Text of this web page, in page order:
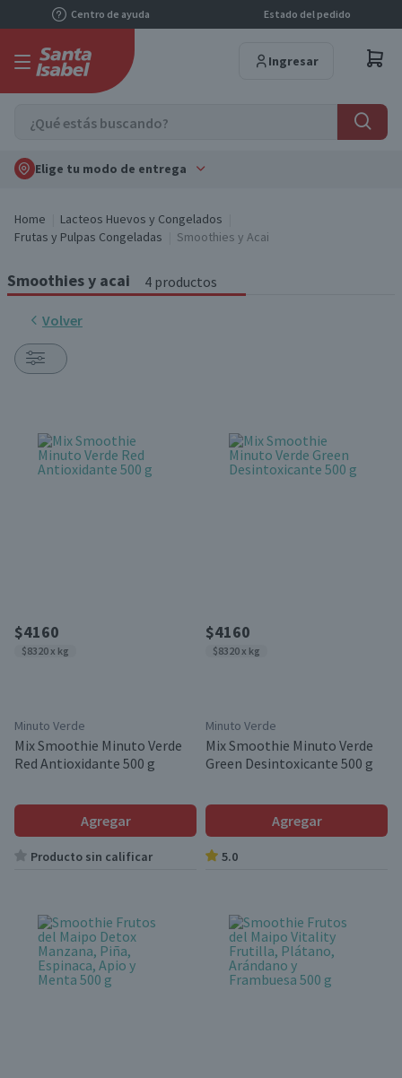
Centro de ayuda Estado del pedido
Ingresar
Elige tu modo de entrega
Home
Lacteos Huevos y Congelados
Frutas y Pulpas Congeladas
Smoothies y Acai
Smoothies y acai 4 productos
Volver
$4160
$8320 x kg
Minuto Verde
Mix Smoothie Minuto Verde
Red Antioxidante 500 g
Agregar
Producto sin calificar
$4160
$8320 x kg
Minuto Verde
Mix Smoothie Minuto Verde
Green Desintoxicante 500 g
Agregar
5.0